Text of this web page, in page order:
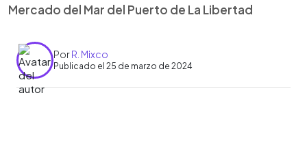
Mercado del Mar del Puerto de La Libertad
PorR. Mixco
Publicado el 25 de marzo de 2024